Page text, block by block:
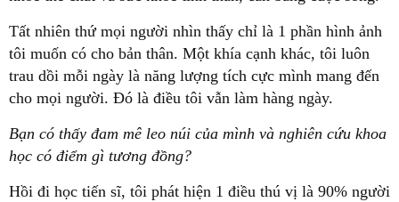
Tất nhiên thứ mọi người nhìn thấy chỉ là 1 phần hình ảnh
tôi muốn có cho bản thân. Một khía cạnh khác, tôi luôn
trau dồi mỗi ngày là năng lượng tích cực mình mang đến
cho mọi người. Đó là điều tôi vẫn làm hàng ngày.
Bạn có thấy đam mê leo núi của mình và nghiên cứu khoa
học có điểm gì tương đồng?
Hồi đi học tiến sĩ, tôi phát hiện 1 điều thú vị là 90% người